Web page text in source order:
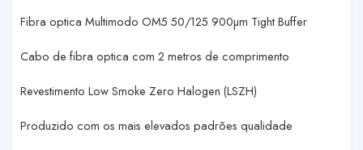
Fibra optica Multimodo OM5 50/125 900µm Tight Buffer
Cabo de fibra optica com 2 metros de comprimento
Revestimento Low Smoke Zero Halogen (LSZH)
Produzido com os mais elevados padrões qualidade